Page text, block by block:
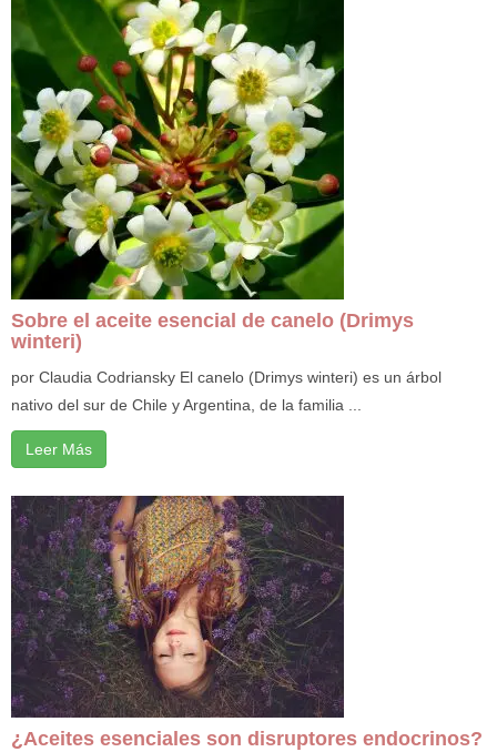
Sobre el aceite esencial de canelo (Drimys
winteri)
por Claudia Codriansky El canelo (Drimys winteri) es un árbol
nativo del sur de Chile y Argentina, de la familia ...
Leer Más
¿Aceites esenciales son disruptores endocrinos?